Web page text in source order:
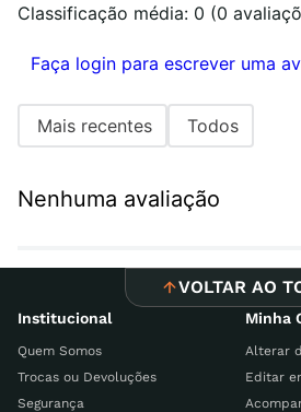
Classificação média: 0 (0
Faça login para escrever uma
Mais recentes Todos
Nenhuma avaliação
VOLTAR AO
Institucional
Quem Somos
Trocas ou Devoluções
Segurança
Minha
Alterar
Editar